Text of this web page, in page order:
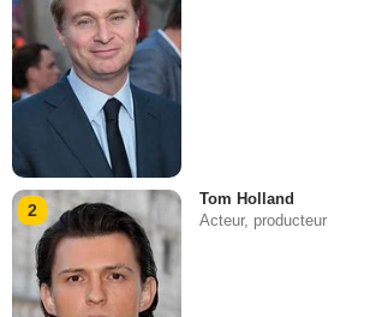
2
Tom Holland
Acteur, producteur